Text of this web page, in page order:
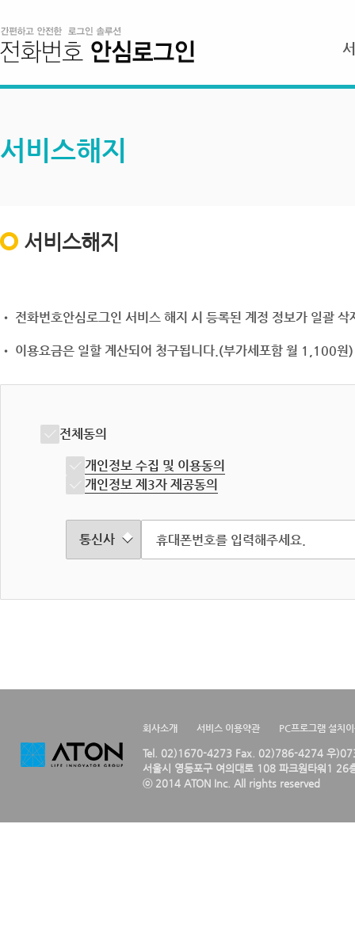
서비스해지
서비스해지
• 전화번호안심로그인 서비스 해지 시 등록된 계정 정보가 일괄
• 이용요금은 일할 계산되어 청구됩니다.(부가세포함 월 1,100원)
전체동의
개인정보 수집 및 이용동의
개인정보 제3자 제공동의
회사소개 서비스 이용약관 PC프로그램 설치
Tel. 02)1670-4273 Fax. 02)786-4274 우
서울시 영등포구 여의대로 108 파크원타워1 26
ⓒ 2014 ATON Inc. All rights reserved